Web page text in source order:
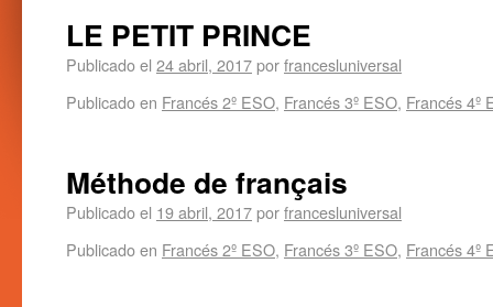
LE PETIT PRINCE
Publicado el 24 abril, 2017porfrancesluniversal
Publicado en Francés 2º ESO, Francés 3º ESO, Francés 4º
Méthode de français
Publicado el 19 abril, 2017porfrancesluniversal
Publicado en Francés 2º ESO, Francés 3º ESO, Francés 4º